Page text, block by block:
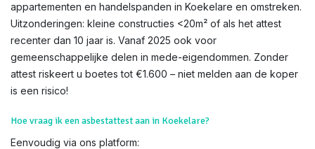
appartementen en handelspanden in Koekelare en omstreken.
Uitzonderingen: kleine constructies <20m² of als het attest
recenter dan 10 jaar is. Vanaf 2025 ook voor
gemeenschappelijke delen in mede-eigendommen. Zonder
attest riskeert u boetes tot €1.600 – niet melden aan de koper
is een risico!​
Hoe vraag ik een asbestattest aan in Koekelare?
Eenvoudig via ons platform: